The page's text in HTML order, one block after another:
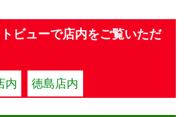
ビューで店内をご覧いただ
内 徳島店内